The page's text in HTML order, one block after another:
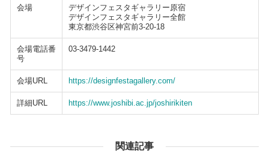
会場
デザインフェスタギャラリー原宿
デザインフェスタギャラリー全館
東京都渋谷区神宮前3-20-18
会場電話番
号
03-3479-1442
会場URL https://designfestagallery.com/
詳細URL https://www.joshibi.ac.jp/joshirikiten
関連記事